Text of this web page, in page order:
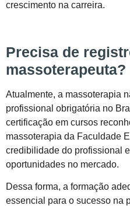
crescimento na carreira.
Precisa de
massoterapeuta?
Atualmente, a massoterapia
profissional obrigatória no
certificação em cursos
massoterapia da Faculdade
credibilidade do profissional
oportunidades no mercado.
Dessa forma, a formação
essencial para o sucesso na